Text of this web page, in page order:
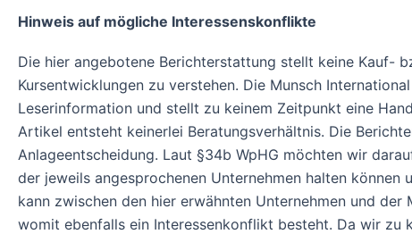
Hinweis auf mögliche Interessenskonflikte
Die hier angebotene Berichterstattung stellt keine Kauf-
Kursentwicklungen zu verstehen. Die Munsch
Leserinformation und stellt zu keinem Zeitpunkt eine
Artikel entsteht keinerlei Beratungsverhältnis. Die
Anlageentscheidung. Laut §34b WpHG möchten wir
der jeweils angesprochenen Unternehmen halten
kann zwischen den hier erwähnten Unternehmen und
womit ebenfalls ein Interessenkonflikt besteht. Da wir zu